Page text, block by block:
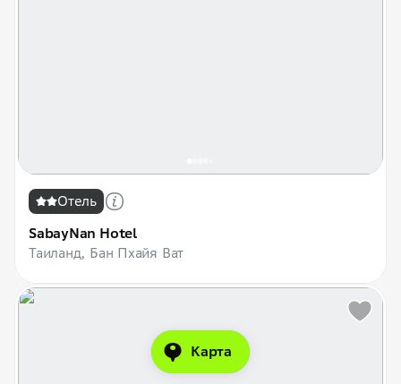
Отель
SabayNan Hotel
Таиланд, Бан Пхайя Ват
Карта